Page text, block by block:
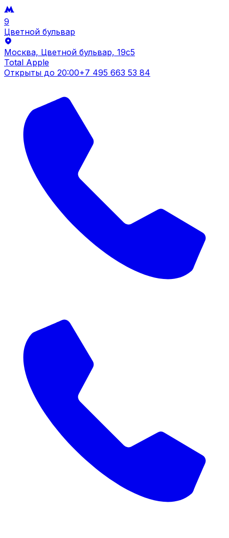
9
Цветной бульвар
Москва, Цветной бульвар, 19c5
Total Apple
Открыты до 20:00+7 495 663 53 84